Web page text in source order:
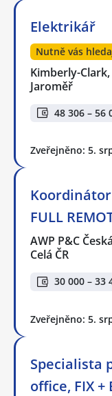
Elektrikář
Nutně vás
Kimberly-
Jaroměř
48 306 – 56
Zveřejněno: 5.
FULL
AWP P&C
Celá ČR
30 000 – 33
Zveřejněno: 5.
Specialista
office, FIX +